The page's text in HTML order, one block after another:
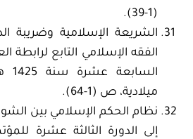
(1-39).
الشريعة الإسلامية وضريبة
الفقه الإسلامي التابع لرابطة
ميلادية، ص (1-64).
نظام الحكم الإسلامي بين
إلى الدورة الثالثة عشرة